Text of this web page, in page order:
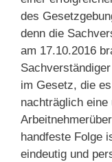
des
denn die
am 17.10.2016
im Gesetz, die
nachträglich eine
handfeste Folge
eindeutig und